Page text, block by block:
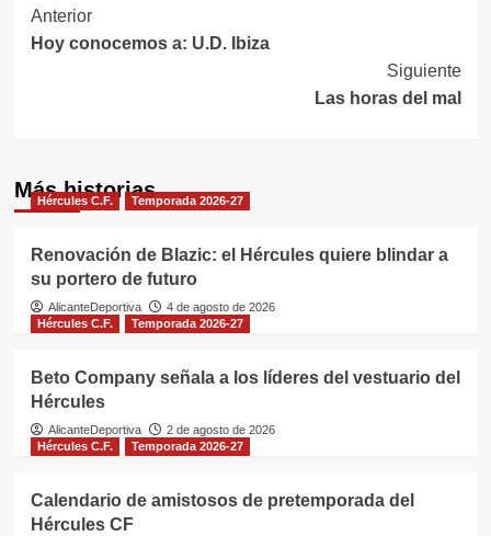
Navegación
de
Anterior
Hoy conocemos a: U.D. Ibiza
Siguiente
Las horas del mal
Más historias
Hércules C.F. Temporada 2026-27
Renovación de Blazic: el Hércules quiere blindar a
su portero de futuro
AlicanteDeportiva
4 de agosto de 2026
Hércules C.F.
Temporada 2026-27
Beto Company señala a los líderes del vestuario del
Hércules
AlicanteDeportiva
2 de agosto de 2026
Hércules C.F.
Temporada 2026-27
Calendario de amistosos de pretemporada del
Hércules CF